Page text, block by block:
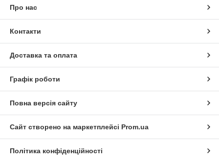
Про нас
Контакти
Доставка та оплата
Графік роботи
Повна версія сайту
Сайт створено на маркетплейсі Prom.ua
Політика конфіденційності